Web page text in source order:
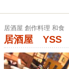
居酒屋 創作料理 和食
居酒屋 YSS